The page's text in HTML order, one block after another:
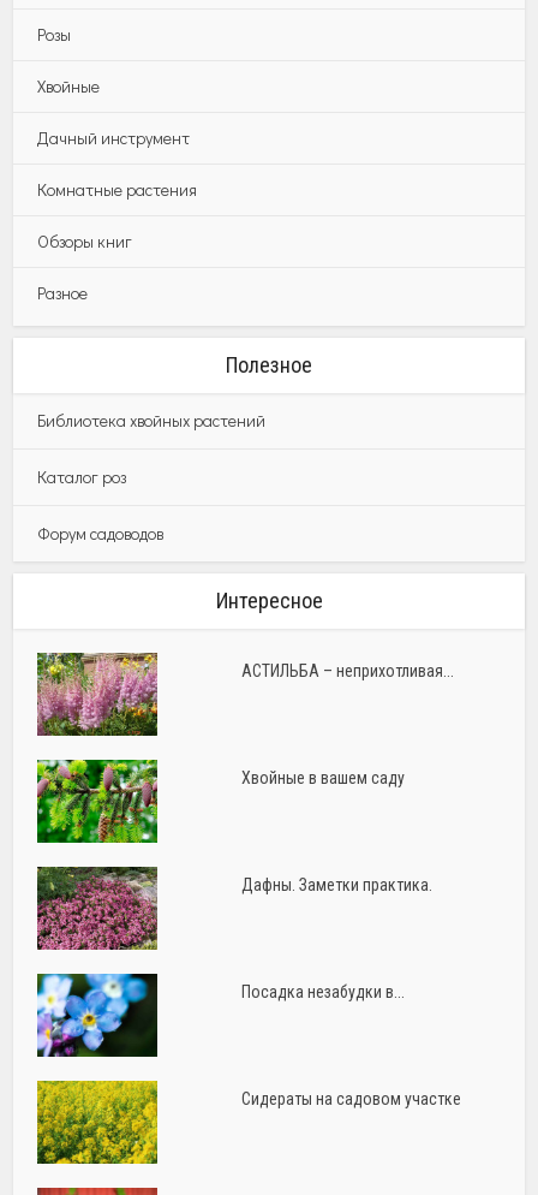
Розы
Хвойные
Дачный инструмент
Комнатные растения
Обзоры книг
Разное
Полезное
Библиотека хвойных растений
Каталог роз
Форум садоводов
Интересное
АСТИЛЬБА – неприхотливая...
Хвойные в вашем саду
Дафны. Заметки практика.
Посадка незабудки в...
Сидераты на садовом участке